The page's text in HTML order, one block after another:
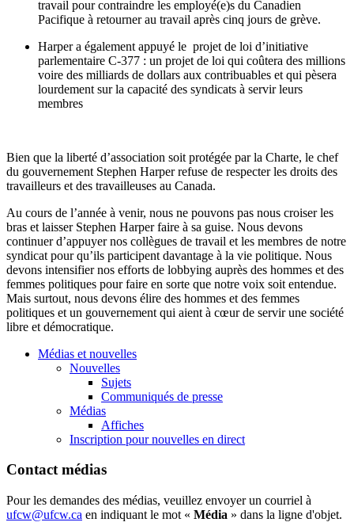
travail pourcontraindre les employé(e)s du Canadien
Pacifique à retournerau travail après cinq jours de grève.
Harper a également appuyé le projet de loi d’initiative
parlementaire C-377 : un projet de loi qui coûtera des millions
voire des milliards de dollars aux contribuables et qui pèsera
lourdement surla capacité des syndicats à servir leurs
membres
Bien que la liberté d’association soit protégée par la Charte, le chef
du gouvernement Stephen Harper refuse de respecter les droits des
travailleurs et des travailleuses au Canada.
Au cours de l’année à venir, nous ne pouvons pas nous croiserles
bras et laisserStephen Harper faire à sa guise. Nous devons
continuer d’appuyernos collègues de travail et les membres de notre
syndicat pourqu’ils participent davantage à la vie politique. Nous
devons intensifier nos efforts de lobbying auprès des hommes et des
femmes politiques pour faire en sorte que notre voix soit entendue.
Mais surtout, nous devons élire des hommes et des femmes
politiques et un gouvernement qui aient à cœurde servir une société
libre et démocratique.
Médias et nouvelles
Nouvelles
Sujets
Communiqués de presse
Médias
Affiches
Inscription pour nouvelles en direct
Contact médias
Pour les demandes des médias, veuillez envoyer un courriel à
ufcw@ufcw.ca en indiquant le mot « Média » dans la ligne d'objet.